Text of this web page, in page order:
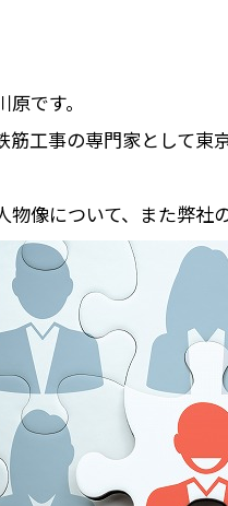
です。
筋工事の専門家として東
像について、また弊社